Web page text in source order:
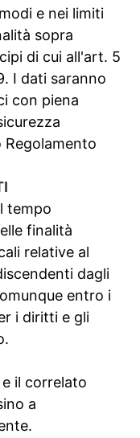
e nei limiti
sopra
di cui all'art. 5
I dati saranno
con piena
Regolamento
tempo
finalità
relative al
dagli
entro i
i diritti e gli
e il correlato
a